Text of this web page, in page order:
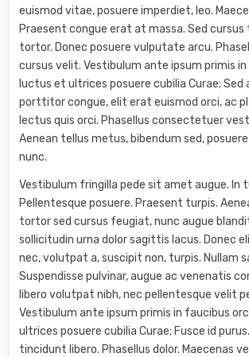
euismod vitae, posuere imperdiet, leo.
Praesent congue erat at massa. Sed
tortor. Donec posuere vulputate arcu.
cursus velit. Vestibulum ante ipsum primis
luctus et ultrices posuere cubilia Curae; Sed
porttitor congue, elit erat euismod orci, ac
lectus quis orci. Phasellus consectetuer
Aenean tellus metus, bibendum sed,
nunc.
Vestibulum fringilla pede sit amet augue. In
Pellentesque posuere. Praesent turpis.
tortor sed cursus feugiat, nunc augue
sollicitudin urna dolor sagittis lacus. Donec
nec, volutpat a, suscipit non, turpis. Nullam
Suspendisse pulvinar, augue ac venenatis
libero volutpat nibh, nec pellentesque velit
Vestibulum ante ipsum primis in faucibus
ultrices posuere cubilia Curae; Fusce id
tincidunt libero. Phasellus dolor. Maecenas